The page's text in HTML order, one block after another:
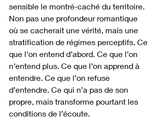
sensible le montré-caché du territoire.
Non pas une profondeur romantique
où se cacherait une vérité, mais une
stratification de régimes perceptifs. Ce
que l’on entend d’abord. Ce que l’on
n’entend plus. Ce que l’on apprend à
entendre. Ce que l’on refuse
d’entendre. Ce qui n’a pas de son
propre, mais transforme pourtant les
conditions de l’écoute.